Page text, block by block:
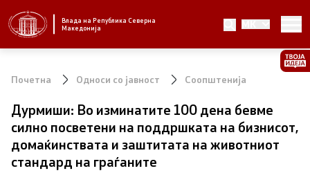
Влада на Република Северна
Македонија
MK
Стратешки приоритети и програма
Завршени планови
Стратешки план на Генералниот секретаријат
Почетна Односи со јавност Соопштенија
Дурмиши: Во изминатите 100 дена бевме
силно посветени на поддршката на бизнисот,
домаќинствата и заштитата на животниот
стандард на граѓаните